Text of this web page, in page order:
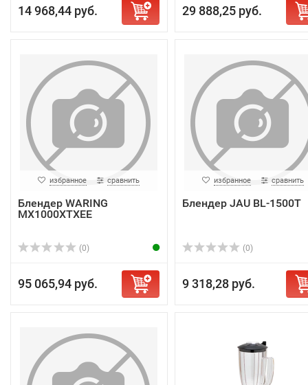
14 968,44 руб. 29 888,25 руб.
избранное сравнить
Блендер WARING
MX1000XTXEE
(0)
95 065,94 руб.
избранное сравнить
Блендер JAU BL-1500T
(0)
9 318,28 руб.